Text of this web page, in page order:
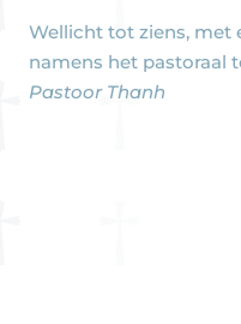
Wellicht tot ziens, met
namens het pastoraal
Pastoor Thanh